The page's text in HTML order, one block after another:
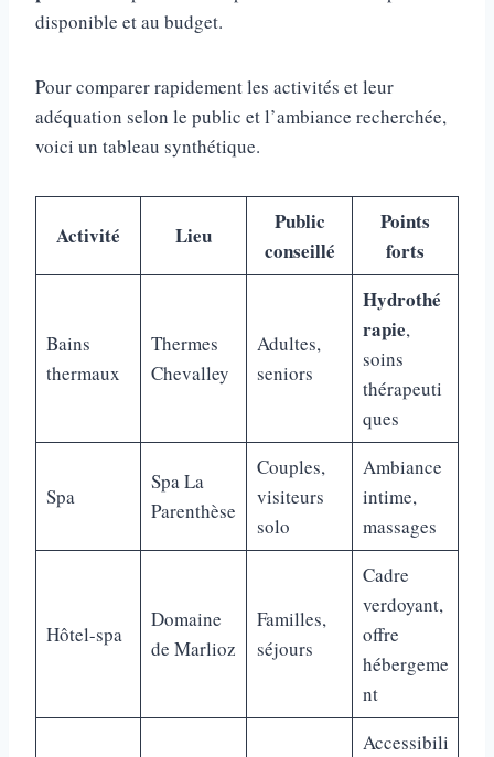
disponible et au budget.
Pour comparer rapidement les activités et leur
adéquation selon le public et l’ambiance recherchée,
voici un tableau synthétique.
Activité Lieu
Public
conseillé
Points
forts
Bains
thermaux
Thermes
Chevalley
Adultes,
seniors
Hydrothé
rapie,
soins
thérapeuti
ques
Spa
Spa La
Parenthèse
Couples,
visiteurs
solo
Ambiance
intime,
massages
Hôtel-spa
Domaine
de Marlioz
Familles,
séjours
Cadre
verdoyant,
offre
hébergeme
nt
Accessibili